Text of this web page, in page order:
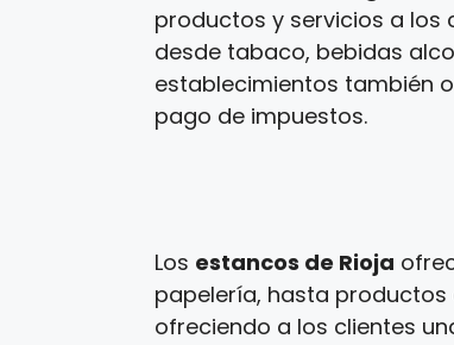
productos y servicios a los
desde tabaco, bebidas
establecimientos también
pago de impuestos.
Los estancos de Rioja
papelería, hasta productos
ofreciendo a los clientes